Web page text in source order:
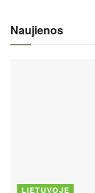
Naujienos
LIETUVOJE